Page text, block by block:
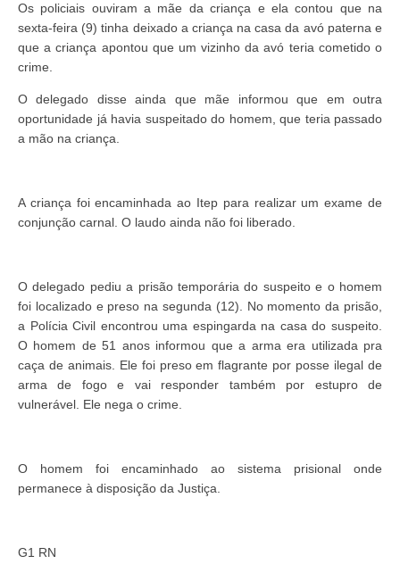
Os policiais ouviram a mãe da criança e ela contou que na
sexta-feira (9) tinha deixado a criança na casa da avó paterna e
que a criança apontou que um vizinho da avó teria cometido o
crime.
O delegado disse ainda que mãe informou que em outra
oportunidade já havia suspeitado do homem, que teria passado
a mão na criança.
A criança foi encaminhada ao Itep para realizar um exame de
conjunção carnal. O laudo ainda não foi liberado.
O delegado pediu a prisão temporária do suspeito e o homem
foi localizado e preso na segunda (12). No momento da prisão,
a Polícia Civil encontrou uma espingarda na casa do suspeito.
O homem de 51 anos informou que a arma era utilizada pra
caça de animais. Ele foi preso em flagrante por posse ilegal de
arma de fogo e vai responder também por estupro de
vulnerável. Ele nega o crime.
O homem foi encaminhado ao sistema prisional onde
permanece à disposição da Justiça.
G1 RN